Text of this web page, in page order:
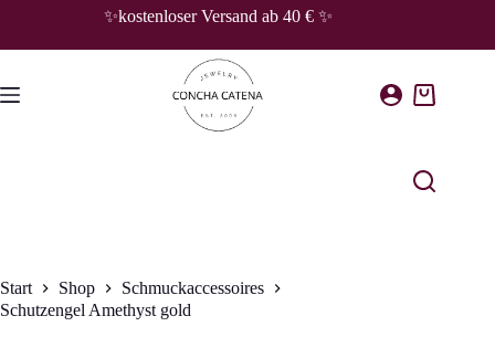
springen
✨kostenloser Versand ab 40 € ✨
Warenkorb
Start Shop
Schmuckaccessoires
Schutzengel Amethyst gold